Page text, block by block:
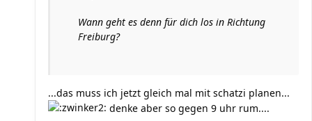
Wann geht es denn für dich los in Richtung
Freiburg?
...das muss ich jetzt gleich mal mit schatzi planen...
denke aber so gegen 9 uhr rum....